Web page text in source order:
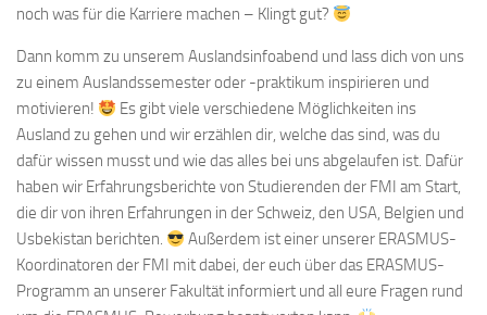
noch was für die Karriere machen – Klingt gut?
Dann komm zu unserem Auslandsinfoabend und lass dich von uns
zu einem Auslandssemester oder -praktikum inspirieren und
motivieren!
Es gibt viele verschiedene Möglichkeiten ins
Ausland zu gehen und wir erzählen dir, welche das sind, was du
dafür wissen musst und wie das alles bei uns abgelaufen ist. Dafür
haben wir Erfahrungsberichte von Studierenden der FMI am Start,
die dir von ihren Erfahrungen in der Schweiz, den USA, Belgien und
Usbekistan berichten.
Außerdem ist einer unserer ERASMUS-
Koordinatoren der FMI mit dabei, der euch über das ERASMUS-
Programm an unserer Fakultät informiert und all eure Fragen rund